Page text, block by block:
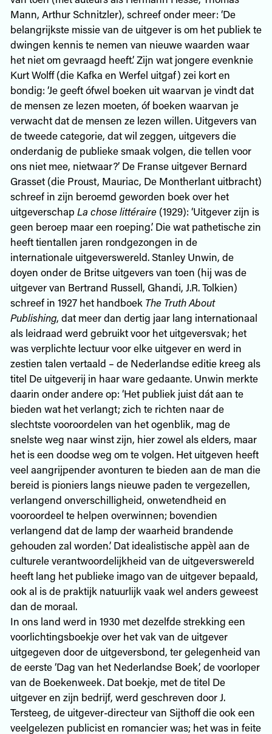
Mann, Arthur Schnitzler), schreef onder meer: ‘De
belangrijkste missie van de uitgever is om het publiek te
dwingen kennis te nemen van nieuwe waarden waar
het niet om gevraagd heeft.’ Zijn wat jongere evenknie
Kurt Wolff (die Kafka en Werfel uitgaf) zei kort en
bondig: ‘Je geeft ófwel boeken uit waarvan je vindt dat
de mensen ze lezen moeten, óf boeken waarvan je
verwacht dat de mensen ze lezen willen. Uitgevers van
de tweede categorie, dat wil zeggen, uitgevers die
onderdanig de publieke smaak volgen, die tellen voor
ons niet mee, nietwaar?’ De Franse uitgever Bernard
Grasset (die Proust, Mauriac, De Montherlant uitbracht)
schreef in zijn beroemd geworden boek over het
uitgeverschap La chose littéraire(1929): ‘Uitgever zijn is
geen beroep maar een roeping.’ Die wat pathetische zin
heeft tientallen jaren rondgezongen in de
internationale uitgeverswereld. Stanley Unwin, de
doyen onder de Britse uitgevers van toen (hij was de
uitgever van Bertrand Russell, Ghandi, J.R. Tolkien)
schreef in 1927 het handboek The Truth About
Publishing, dat meer dan dertig jaar lang internationaal
als leidraad werd gebruikt voor het uitgeversvak; het
was verplichte lectuur voor elke uitgever en werd in
zestien talen vertaald – de Nederlandse editie kreeg als
titel De uitgeverij in haar ware gedaante. Unwin merkte
daarin onder andere op: ‘Het publiek juist dát aan te
bieden wat het verlangt; zich te richten naar de
slechtste vooroordelen van het ogenblik, mag de
snelste weg naar winst zijn, hier zowel als elders, maar
het is een doodse weg om te volgen. Het uitgeven heeft
veel aangrijpender avonturen te bieden aan de man die
bereid is pioniers langs nieuwe paden te vergezellen,
verlangend onverschilligheid, onwetendheid en
vooroordeel te helpen overwinnen; bovendien
verlangend dat de lamp der waarheid brandende
gehouden zal worden.’ Dat idealistische appèl aan de
culturele verantwoordelijkheid van de uitgeverswereld
heeft lang het publieke imago van de uitgever bepaald,
ook al is de praktijk natuurlijk vaak wel anders geweest
dan de moraal.
In ons land werd in 1930 met dezelfde strekking een
voorlichtingsboekje over het vak van de uitgever
uitgegeven door de uitgeversbond, ter gelegenheid van
de eerste ‘Dag van het Nederlandse Boek’, de voorloper
van de Boekenweek. Dat boekje, met de titel De
uitgever en zijn bedrijf, werd geschreven door J.
Tersteeg, de uitgever-directeur van Sijthoff die ook een
veelgelezen publicist en romancier was; het was in feite